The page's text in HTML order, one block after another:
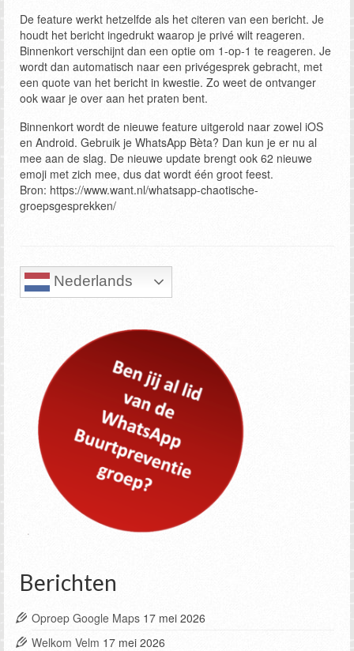
De feature werkt hetzelfde als het citeren van een bericht. Je
houdt het bericht ingedrukt waarop je privé wilt reageren.
Binnenkort verschijnt dan een optie om 1-op-1 te reageren. Je
wordt dan automatisch naar een privégesprek gebracht, met
een quote van het bericht in kwestie. Zo weet de ontvanger
ook waar je over aan het praten bent.
Binnenkort wordt de nieuwe feature uitgerold naar zowel iOS
en Android. Gebruik je WhatsApp Bèta? Dan kun je er nu al
mee aan de slag. De nieuwe update brengt ook 62 nieuwe
emoji met zich mee, dus dat wordt één groot feest.
Bron: https://www.want.nl/whatsapp-chaotische-
groepsgesprekken/
Nederlands
Berichten
Oproep Google Maps 17 mei 2026
Welkom Velm 17 mei 2026